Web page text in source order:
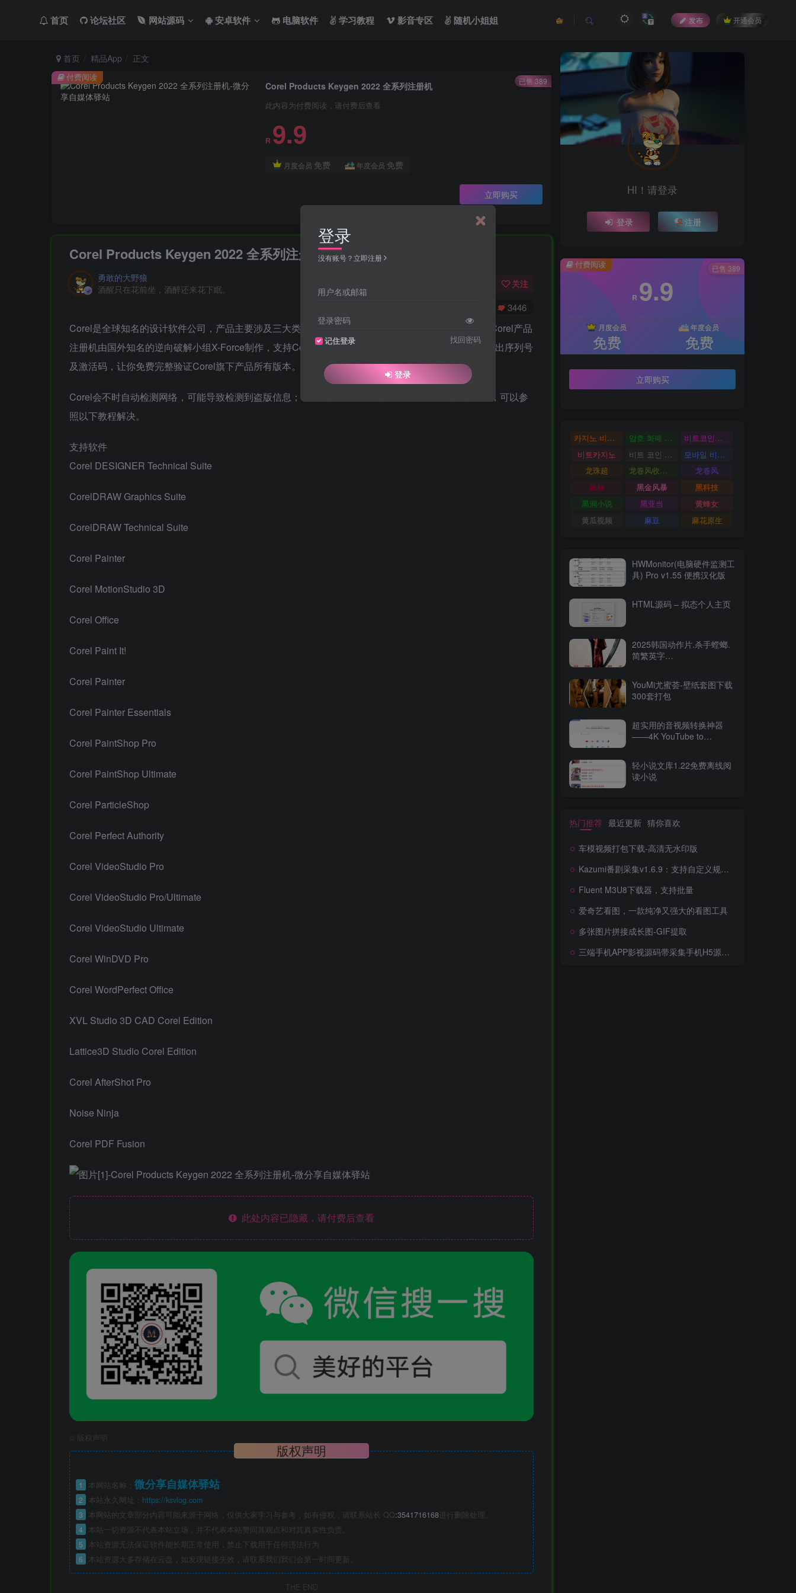
首页 论坛社区 网站源码 安卓软件 电脑软件 学习教程 影音专区 随机小姐姐 发布 开通会员
首页 精品App 正文
Corel Products Keygen 2022 全系列注册机
此内容为付费阅读，请付费后查看
R 9.9
月度会员 免费 年度会员 免费
立即购买
付费阅读 已售 389
Corel Products Keygen 2022 全系列注册机
勇敢的大野狼
酒醒只在花前坐，酒醉还来花下眠。
关注
3446
Corel是全球知名的设计软件公司，产品主要涉及三大类：图形设计软件，办公软件，数字媒体软件。Corel产品
注册机由国外知名的逆向破解小组X-Force制作，支持Corel公司绝大多数产品激活，解密算法可以计算出序列号
及激活码，让你免费完整验证Corel旗下产品所有版本。
Corel会不时自动检测网络，可能导致检测到盗版信息；可以替换免登补丁，避免检测。已经提示盗版，可以参
照以下教程解决。
支持软件
Corel DESIGNER Technical Suite
CorelDRAW Graphics Suite
CorelDRAW Technical Suite
Corel Painter
Corel MotionStudio 3D
Corel Office
Corel Paint It!
Corel Painter
Corel Painter Essentials
Corel PaintShop Pro
Corel PaintShop Ultimate
Corel ParticleShop
Corel Perfect Authority
Corel VideoStudio Pro
Corel VideoStudio Pro/Ultimate
Corel VideoStudio Ultimate
Corel WinDVD Pro
Corel WordPerfect Office
XVL Studio 3D CAD Corel Edition
Lattice3D Studio Corel Edition
Corel AfterShot Pro
Noise Ninja
Corel PDF Fusion
此处内容已隐藏，请付费后查看
版权声明
版权声明
1 本网站名称： 微分享自媒体驿站
2 本站永久网址： https://ksvlog.com
3 本网站的文章部分内容可能来源于网络，仅供大家学习与参考，如有侵权，请联系站长 QQ:3541716168进行删除处理。
4 本站一切资源不代表本站立场，并不代表本站赞同其观点和对其真实性负责。
5 本站资源无法保证软件能长期正常使用，禁止下载用于任何违法行为
6 本站资源大多存储在云盘，如发现链接失效，请联系我们我们会第一时间更新。
THE END
HI！请登录
登录 注册
付费阅读
R 9.9
月度会员
免费
年度会员
免费
立即购买
已售 389
카지노 비트코인 암호 화폐 카지노
비트코인카지노
비트카지노
모바일 비트 코인 카지노
龙珠超
龙卷风收音机
龙卷风
鼠标
黑金风暴
黑科技
黑洞小说
黑亚当
黄蜂女
黄瓜视频
麻豆 麻花原生
HWMonitor(电脑硬件监测工
具) Pro v1.55 便携汉化版
HTML源码 – 拟态个人主页
2025韩国动作片.杀手螳螂.
简繁英字
DL.DDP5.1.Atmos.HDR.H.26515.94GB
YouMi尤蜜荟-壁纸套图下载
300套打包
超实用的音视频转换神器
——4K YouTube to
轻小说文库1.22免费离线阅
读小说
热门推荐 最近更新 猜你喜欢
车模视频打包下载-高清无水印版
Kazumi番剧采集v1.6.9：支持自定义规则+在线观看+弹幕，跨平台下载
Fluent M3U8下载器，支持批量
爱奇艺看图，一款纯净又强大的看图工具
多张图片拼接成长图-GIF提取
三端手机APP影视源码带采集手机H5源码带VIP卡密功能
登录
没有账号？立即注册
用户名或邮箱
登录密码
记住登录 找回密码
登录